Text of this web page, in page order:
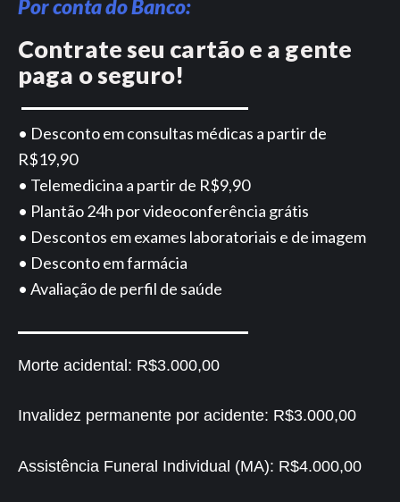
Por conta do Banco:
Contrate seu cartão e a gente
paga o seguro!
• Desconto em consultas médicas a partir de
R$19,90
• Telemedicina a partir de R$9,90
• Plantão 24h por videoconferência grátis
• Descontos em exames laboratoriais e de imagem
• Desconto em farmácia
• Avaliação de perfil de saúde
Morte acidental: R$3.000,00
Invalidez permanente por acidente: R$3.000,00
Assistência Funeral Individual (MA): R$4.000,00